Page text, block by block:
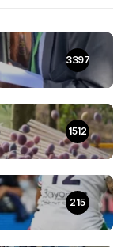
3397
1512
215